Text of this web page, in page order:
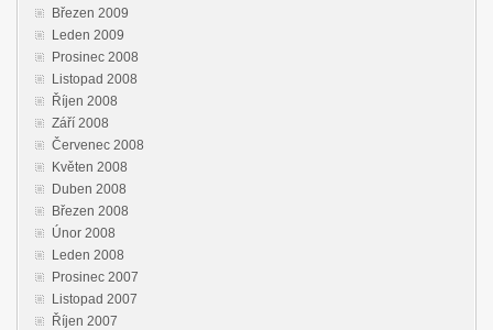
Březen 2009
Leden 2009
Prosinec 2008
Listopad 2008
Říjen 2008
Září 2008
Červenec 2008
Květen 2008
Duben 2008
Březen 2008
Únor 2008
Leden 2008
Prosinec 2007
Listopad 2007
Říjen 2007